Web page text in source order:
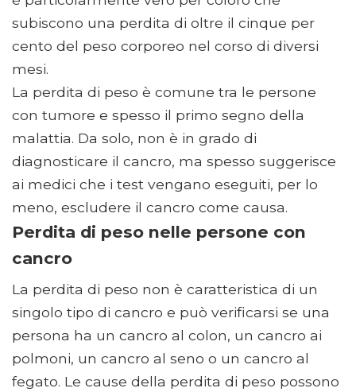
subiscono una perdita di oltre il cinque per
cento del peso corporeo nel corso di diversi
mesi.
La perdita di peso è comune tra le persone
con tumore e spesso il primo segno della
malattia. Da solo, non è in grado di
diagnosticare il cancro, ma spesso suggerisce
ai medici che i test vengano eseguiti, per lo
meno, escludere il cancro come causa.
Perdita di peso nelle persone con
cancro
La perdita di peso non è caratteristica di un
singolo tipo di cancro e può verificarsi se una
persona ha un cancro al colon, un cancro ai
polmoni, un cancro al seno o un cancro al
fegato. Le cause della perdita di peso possono